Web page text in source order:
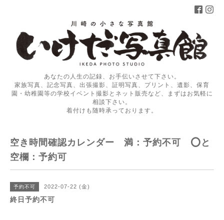
あなたの人生の記録、お手伝いさせて下さい。
家族写真、記念写真、出張撮影、証明写真、プリント、遺影、保育
園・幼稚園等の学校イベント撮影とネット販売など、まずはお気軽に
相談下さい。
着付けも随時承っております。
空き時間確認カレンダー 満：予約不可 ⭕️と
空欄：予約可
予約不可 2022-07-22 (金)
終日予約不可